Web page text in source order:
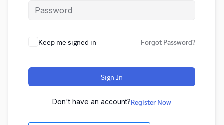
Keep me signed in Forgot Password?
Sign In
Don't have an account?Register Now